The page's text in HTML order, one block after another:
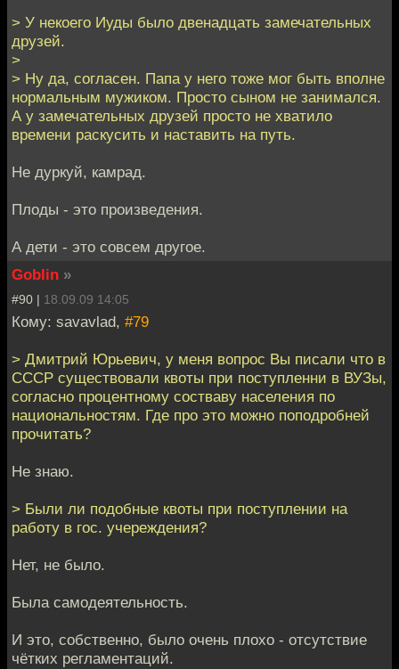
> У некоего Иуды было двенадцать замечательных
друзей.
>
> Ну да, согласен. Папа у него тоже мог быть вполне
нормальным мужиком. Просто сыном не занимался.
А у замечательных друзей просто не хватило
времени раскусить и наставить на путь.
Не дуркуй, камрад.
Плоды - это произведения.
А дети - это совсем другое.
Goblin »
#90 | 18.09.09 14:05
Кому: savavlad, #79
> Дмитрий Юрьевич, у меня вопрос Вы писали что в
СССР существовали квоты при поступленни в ВУЗы,
согласно процентному состваву населения по
национальностям. Где про это можно поподробней
прочитать?
Не знаю.
> Были ли подобные квоты при поступлении на
работу в гос. учереждения?
Нет, не было.
Была самодеятельность.
И это, собственно, было очень плохо - отсутствие
чётких регламентаций.